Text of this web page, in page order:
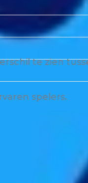
spelers.
te zien